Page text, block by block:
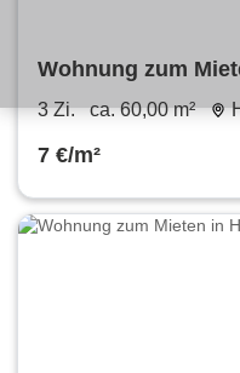
Wohnung zum
3 Zi. ca. 60,00 m²
7 €/m²